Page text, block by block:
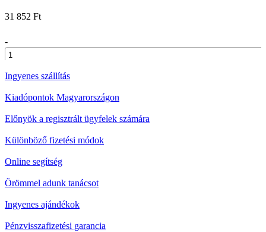
31 852 Ft
-
+
Ingyenes szállítás
Kiadópontok Magyarországon
Előnyök a regisztrált ügyfelek számára
Különböző fizetési módok
Online segítség
Örömmel adunk tanácsot
Ingyenes ajándékok
Pénzvisszafizetési garancia